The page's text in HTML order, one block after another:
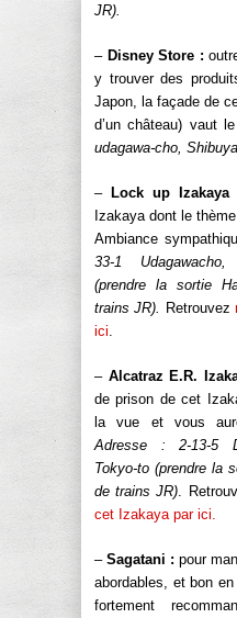
JR).
– Disney Store :
y trouver des
Japon, la façade de
d’un château) vaut
udagawa-cho,
– Lock up Izakaya
Izakaya dont le
Ambiance
33-1
(prendre la sortie
trains JR).
Retrouvez
ici
– Alcatraz E.R.
de prison de cet
la vue et vous
Adresse : 2-13-5
Tokyo-to (prendre la
de trains JR) .
cet Izakaya par ici.
–Sagatani : pour
abordables, et bon
fortement